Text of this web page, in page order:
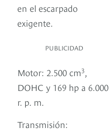
en el escarpado
exigente.
PUBLICIDAD
Motor: 2.500 cm3,
DOHC y 169 hp a 6.000
r. p. m.
Transmisión: